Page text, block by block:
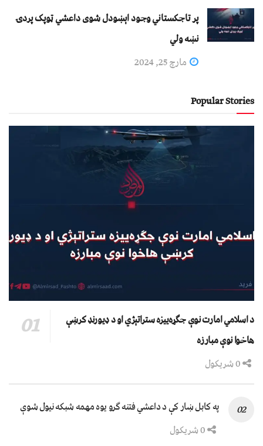
پر تاجکستاني وجود اېښودل شوی داعشي ټوپک پردۍ
نښه ولي
مارچ 25, 2024
Popular Stories
د اسلامي امارت نوې جګړه‌ییزه ستراتېژي او د ډیورنډ کرښې
هاخوا نوې مبارزه
په کابل ښار کې د داعشي فتنه ګرو يوه مهمه شبکه نيول شوې